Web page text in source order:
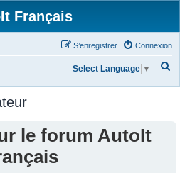
Français
Connexion
S’enregistrer
Select Language ▼
le forum AutoIt